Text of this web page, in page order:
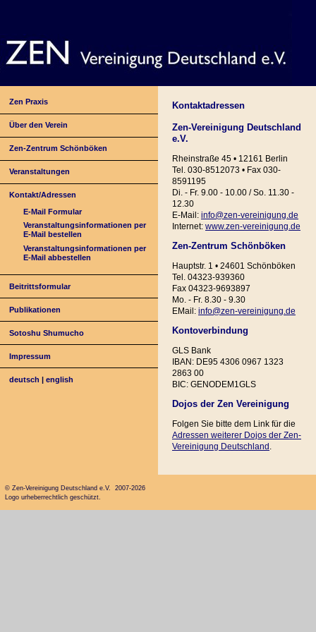
Zen Praxis
Über den Verein
Zen-Zentrum Schönböken
Veranstaltungen
Kontakt/Adressen
E-Mail Formular
Veranstaltungsinformationen per
E-Mail bestellen
Veranstaltungsinformationen per
E-Mail abbestellen
Beitrittsformular
Publikationen
Sotoshu Shumucho
Impressum
deutsch |english
Kontaktadressen
Zen-Vereinigung Deutschland
e.V.
Rheinstraße 45 • 12161 Berlin
Tel. 030-8512073 • Fax 030-
8591195
Di. - Fr. 9.00 - 10.00 / So. 11.30 -
12.30
E-Mail: info@zen-vereinigung.de
Internet: www.zen-vereinigung.de
Zen-Zentrum Schönböken
Hauptstr. 1 • 24601 Schönböken
Tel. 04323-939360
Fax 04323-9693897
Mo. - Fr. 8.30 - 9.30
EMail: info@zen-vereinigung.de
Kontoverbindung
GLS Bank
IBAN: DE95 4306 0967 1323
2863 00
BIC: GENODEM1GLS
Dojos der Zen Vereinigung
Folgen Sie bitte dem Link für die
Adressen weiterer Dojos der Zen-
Vereinigung Deutschland .
© Zen-Vereinigung Deutschland e.V. 2007-2026
Logo urheberrechtlich geschützt.